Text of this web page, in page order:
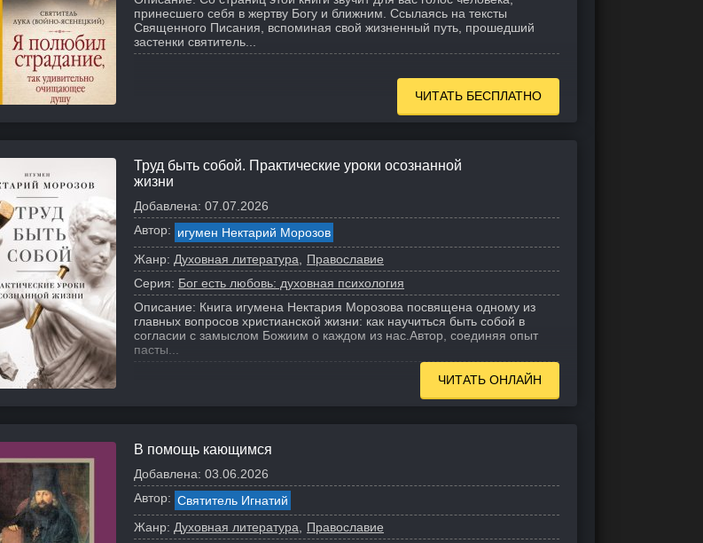
принесшего себя в жертву Богу и ближним. Ссылаясь на тексты
Священного Писания, вспоминая свой жизненный путь, прошедший
застенки святитель...
ЧИТАТЬ БЕСПЛАТНО
Труд быть собой. Практические уроки осознанной
жизни
Добавлена: 07.07.2026
Автор: игумен Нектарий Морозов
Жанр: Духовная литература
Православие
Серия: Бог есть любовь: духовная психология
Описание: Книга игумена Нектария Морозова посвящена одному из
главных вопросов христианской жизни: как научиться быть собой в
согласии с замыслом Божиим о каждом из нас. Автор, соединяя опыт
пасты...
ЧИТАТЬ ОНЛАЙН
В помощь кающимся
Добавлена: 03.06.2026
Автор: Святитель Игнатий
Жанр: Духовная литература
Православие